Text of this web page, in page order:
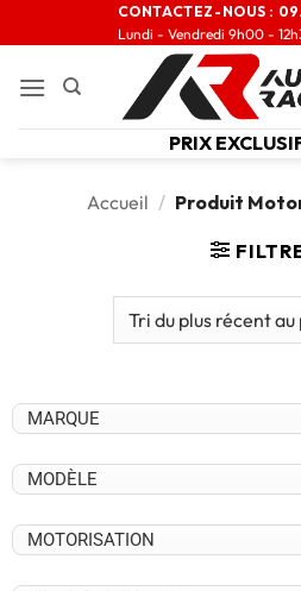
CONTACTEZ-NOUS :
Lundi - Vendredi 9h00 -
PRIX
Accueil / Produit